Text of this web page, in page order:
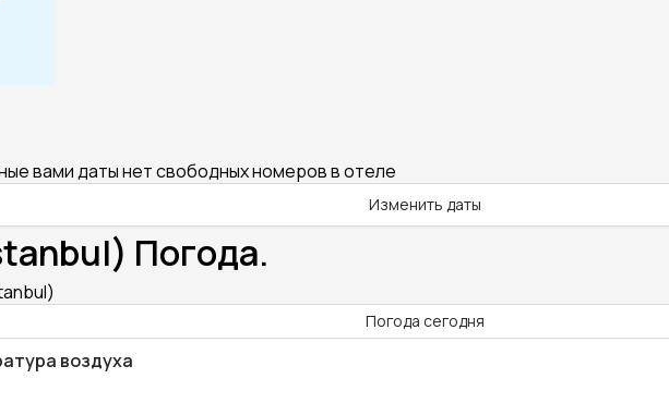
вами даты нет свободных номеров в отеле
Изменить даты
Погода.
Погода сегодня
воздуха